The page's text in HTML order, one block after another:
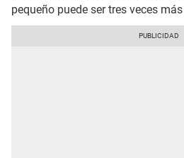
pequeño puede ser tres veces